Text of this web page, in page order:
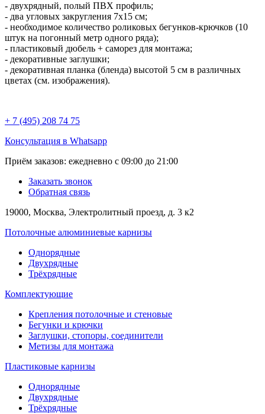
- двухрядный, полый ПВХ профиль;
- два угловых закругления 7х15 см;
- необходимое количество роликовых бегунков-крючков (10
штук на погонный метр одного ряда);
- пластиковый дюбель + саморез для монтажа;
- декоративные заглушки;
- декоративная планка (бленда) высотой 5 см в различных
цветах (см. изображения).
+ 7 (495) 208 74 75
Консультация в Whatsapp
Приём заказов: ежедневно с 09:00 до 21:00
Заказать звонок
Обратная связь
19000, Москва, Электролитный проезд, д. 3 к2
Потолочные алюминиевые карнизы
Однорядные
Двухрядные
Трёхрядные
Комплектующие
Крепления потолочные и стеновые
Бегунки и крючки
Заглушки, стопоры, соединители
Метизы для монтажа
Пластиковые карнизы
Однорядные
Двухрядные
Трёхрядные